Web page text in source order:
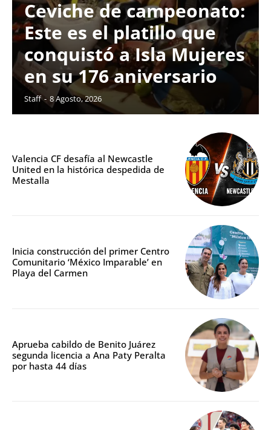
Ceviche de campeonato:
Este es el platillo que
conquistó a Isla Mujeres
en su 176 aniversario
Staff - 8 Agosto, 2026
Valencia CF desafía al Newcastle
United en la histórica despedida de
Mestalla
Inicia construcción del primer Centro
Comunitario ‘México Imparable’ en
Playa del Carmen
Aprueba cabildo de Benito Juárez
segunda licencia a Ana Paty Peralta
por hasta 44 días